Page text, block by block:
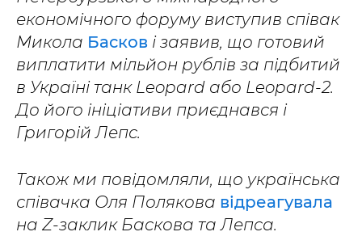
економічного форуму виступив співак
Микола Басков і заявив, що готовий
виплатити мільйон рублів за підбитий
в Україні танк Leopard або Leopard-2.
До його ініціативи приєднався і
Григорій Лепс.
Також ми повідомляли, що українська
співачка Оля Полякова відреагувала
на Z-заклик Баскова та Лепса.